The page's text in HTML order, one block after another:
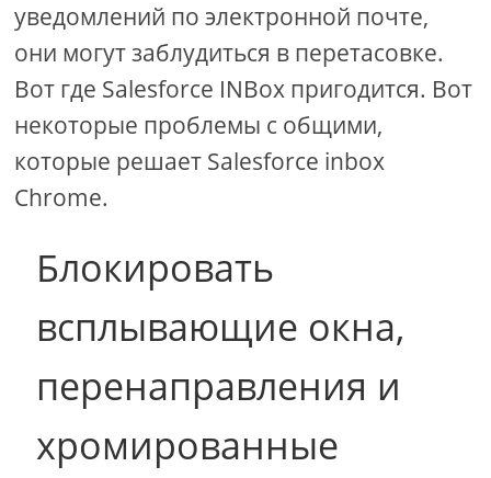
уведомлений по электронной почте,
они могут заблудиться в перетасовке.
Вот где Salesforce INBox пригодится. Вот
некоторые проблемы с общими,
которые решает Salesforce inbox
Chrome.
Блокировать
всплывающие окна,
перенаправления и
хромированные